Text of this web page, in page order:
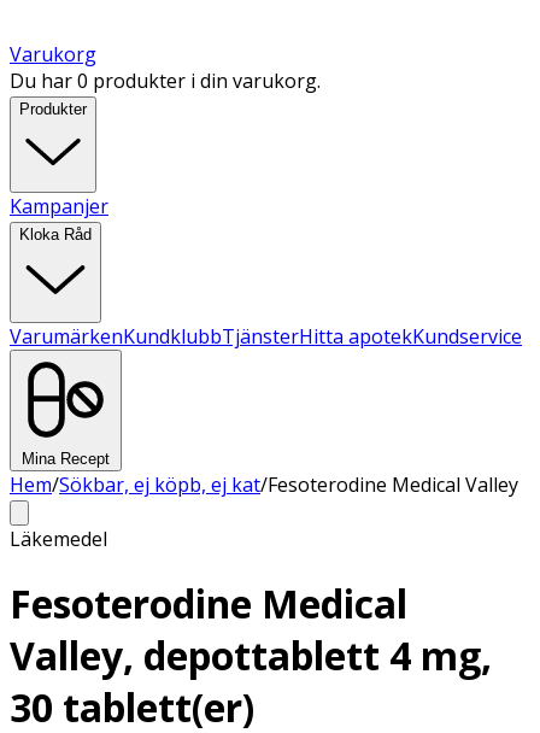
Varukorg
Du har 0 produkter i din varukorg.
Produkter
Kampanjer
Kloka Råd
VarumärkenKundklubbTjänsterHitta apotekKundservice
Mina Recept
Hem/Sökbar, ej köpb, ej kat/Fesoterodine Medical Valley
Läkemedel
Fesoterodine Medical
Valley, depottablett 4 mg,
30 tablett(er)